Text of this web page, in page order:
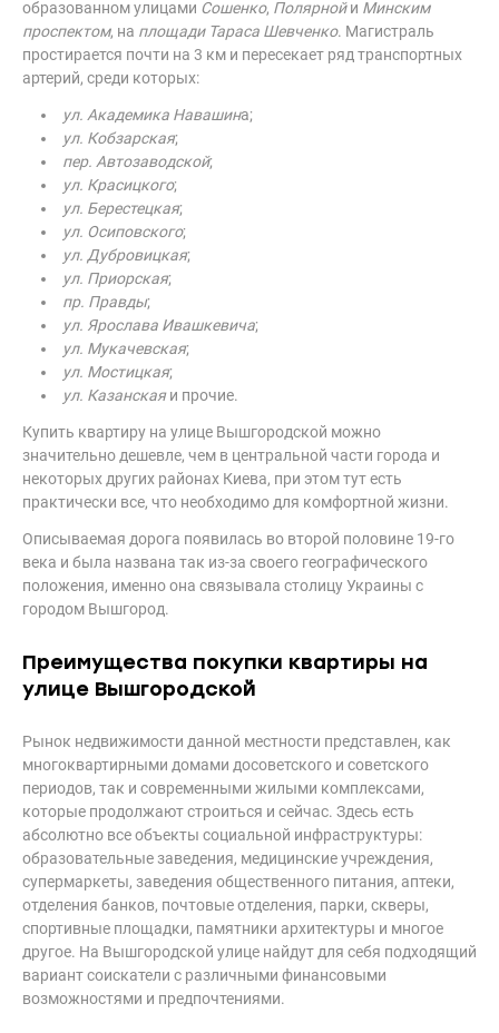
образованном улицами Сошенко, Полярнойи Минским
проспектом, на площади Тараса Шевченко. Магистраль
простирается почти на 3 км и пересекает ряд транспортных
артерий, среди которых:
ул. Академика Навашина;
ул. Кобзарская;
пер. Автозаводской;
ул. Красицкого;
ул. Берестецкая;
ул. Осиповского;
ул. Дубровицкая;
ул. Приорская;
пр. Правды;
ул. Ярослава Ивашкевича;
ул. Мукачевская;
ул. Мостицкая;
ул. Казанскаяи прочие.
Купить квартиру на улице Вышгородской можно
значительно дешевле, чем в центральной части города и
некоторых других районах Киева, при этом тут есть
практически все, что необходимо для комфортной жизни.
Описываемая дорога появилась во второй половине 19-го
века и была названа так из-за своего географического
положения, именно она связывала столицу Украины с
городом Вышгород.
Преимущества покупки квартиры на
улице Вышгородской
Рынок недвижимости данной местности представлен, как
многоквартирными домами досоветского и советского
периодов, так и современными жилыми комплексами,
которые продолжают строиться и сейчас. Здесь есть
абсолютно все объекты социальной инфраструктуры:
образовательные заведения, медицинские учреждения,
супермаркеты, заведения общественного питания, аптеки,
отделения банков, почтовые отделения, парки, скверы,
спортивные площадки, памятники архитектуры и многое
другое. На Вышгородской улице найдут для себя подходящий
вариант соискатели с различными финансовыми
возможностями и предпочтениями.